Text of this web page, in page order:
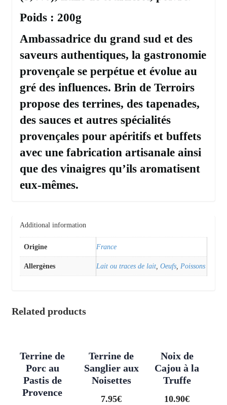
Poids : 200g
Ambassadrice du grand sud et des
saveurs authentiques, la gastronomie
provençale se perpétue et évolue au
gré des influences. Brin de Terroirs
propose des terrines, des tapenades,
des sauces et autres spécialités
provençales pour apéritifs et buffets
avec une fabrication artisanale ainsi
que des vinaigres qu’ils aromatisent
eux-mêmes.
Additional information
Origine France
Allergènes Lait ou traces de lait Oeufs Poissons
Related products
Terrine de
Porc au
Pastis de
Provence
Noix de
Cajou à la
Truffe
10.90€
Terrine de
Sanglier aux
Noisettes
7.95€